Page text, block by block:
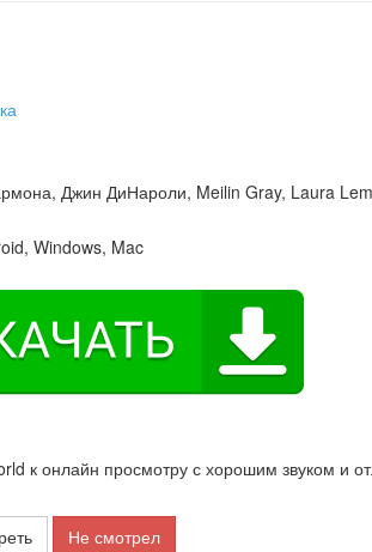
, Джин ДиНароли, Meilin Gray, Laura
Windows, Mac
к онлайн просмотру с хорошим звуком и
Не смотрел